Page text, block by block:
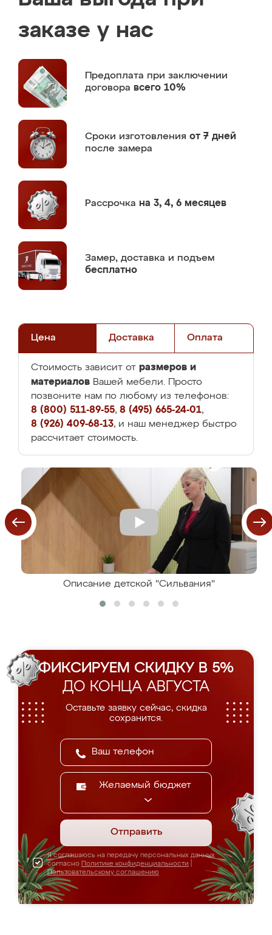
заказе у нас
Предоплата при заключении
договора всего 10%
Сроки изготовления от 7 дней
после замера
Рассрочка на 3, 4, 6 месяцев
Замер, доставка и подъем
бесплатно
Цена Доставка Оплата
Стоимость зависит от размеров и
материалов Вашей мебели. Просто
позвоните нам по любому из телефонов:
8 (800) 511-89-55, 8 (495) 665-24-01,
8 (926) 409-68-13, и наш менеджер быстро
рассчитает стоимость.
Описание детской "Сильвания"
ФИКСИРУЕМ СКИДКУ В 5%
ДО КОНЦА АВГУСТА
Оставьте заявку сейчас, скидка
сохранится.
Желаемый бюджет
Отправить
Я соглашаюсь на передачу персональных данных
согласно Политике конфиденциальности
Пользовательскому соглашению